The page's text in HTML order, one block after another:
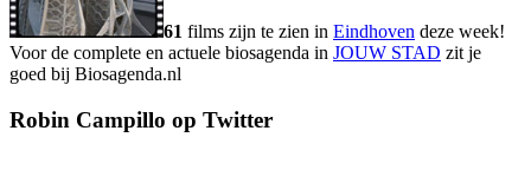
61 films zijn te zien in Eindhoven deze week!
Voor de complete en actuele biosagenda in JOUW STAD zit je
goed bij Biosagenda.nl
Robin Campillo op Twitter